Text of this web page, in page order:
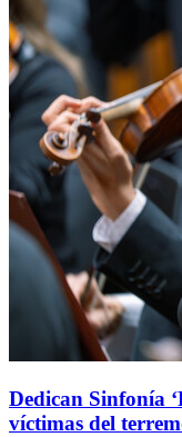
Dedican Sinfonía
víctimas del